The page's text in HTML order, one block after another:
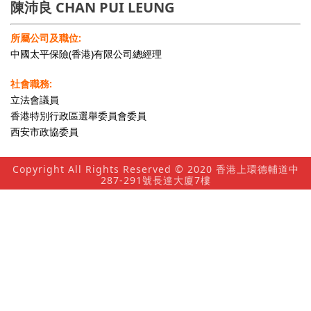
陳沛良 CHAN PUI LEUNG
所屬公司及職位:
中國太平保險(香港)有限公司總經理
社會職務:
立法會議員
香港特別行政區選舉委員會委員
西安市政協委員
Copyright All Rights Reserved © 2020 香港上環德輔道中
287-291號長達大廈7樓